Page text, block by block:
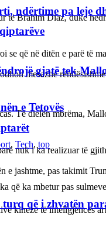
mesazhe
e jashtme, pas takimit
të Brahim Diaz, duke
gjatë tek
Të dielën mbrëma,
, Tech, top
kineze të
ndërtime pa leje
se që në ditën e parë të
e Tetovës
nuk i ka realizuar të
që i zhvatën
që ka mbetur pas